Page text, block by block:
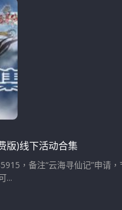
版)线下活动合集
，备注“云海寻仙记”申请
...